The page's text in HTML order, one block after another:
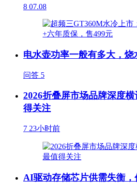
8 07.08
电水壶功率一般有多大，烧
问答 5
2026折叠屏市场品牌深度
得关注
7 23小时前
AI驱动存储芯片供需失衡